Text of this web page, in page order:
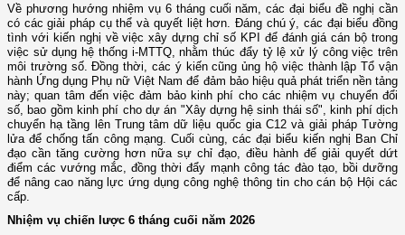
Về phương hướng nhiệm vụ 6 tháng cuối năm, các đại biểu đề nghị cần
có các giải pháp cụ thể và quyết liệt hơn. Đáng chú ý, các đại biểu đồng
tình với kiến nghị về việc xây dựng chỉ số KPI để đánh giá cán bộ trong
việc sử dụng hệ thống i-MTTQ, nhằm thúc đẩy tỷ lệ xử lý công việc trên
môi trường số. Đồng thời, các ý kiến cũng ủng hộ việc thành lập Tổ vận
hành Ứng dụng Phụ nữ Việt Nam để đảm bảo hiệu quả phát triển nền tảng
này; quan tâm đến việc đảm bảo kinh phí cho các nhiệm vụ chuyển đổi
số, bao gồm kinh phí cho dự án "Xây dựng hệ sinh thái số", kinh phí dịch
chuyển hạ tầng lên Trung tâm dữ liệu quốc gia C12 và giải pháp Tường
lửa để chống tấn công mạng. Cuối cùng, các đại biểu kiến nghị Ban Chỉ
đạo cần tăng cường hơn nữa sự chỉ đạo, điều hành để giải quyết dứt
điểm các vướng mắc, đồng thời đẩy mạnh công tác đào tạo, bồi dưỡng
để nâng cao năng lực ứng dụng công nghệ thông tin cho cán bộ Hội các
cấp.
Nhiệm vụ chiến lược 6 tháng cuối năm 2026